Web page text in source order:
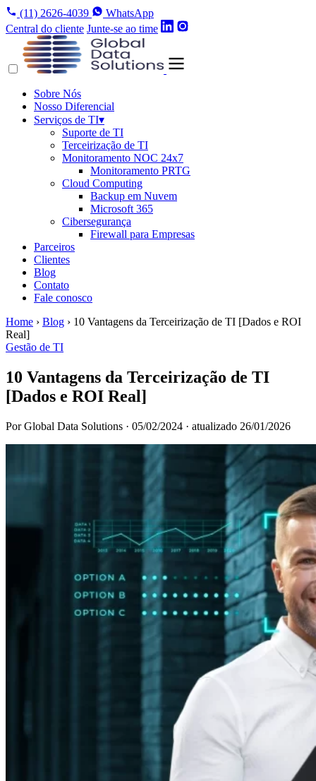
(11) 2626-4039
WhatsApp
Central do cliente Junte-se ao time
Sobre Nós
Nosso Diferencial
Serviços de TI▾
Suporte de TI
Terceirização de TI
Monitoramento NOC 24x7
Monitoramento PRTG
Cloud Computing
Backup em Nuvem
Microsoft 365
Cibersegurança
Firewall para Empresas
Parceiros
Clientes
Blog
Contato
Fale conosco
Home › Blog › 10 Vantagens da Terceirização de TI [Dados e ROI
Real]
Gestão de TI
10 Vantagens da Terceirização de TI
[Dados e ROI Real]
Por Global Data Solutions · 05/02/2024 · atualizado 26/01/2026